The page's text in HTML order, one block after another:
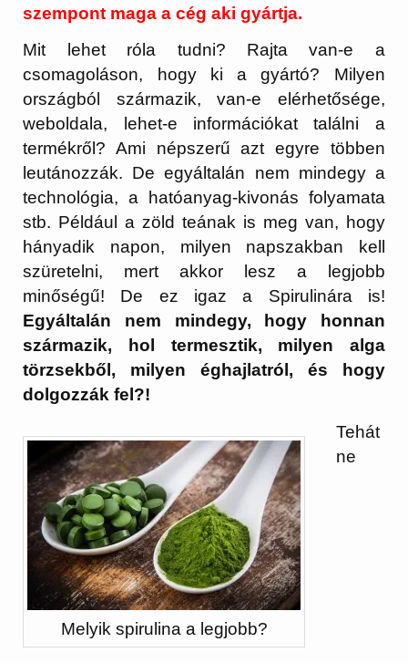
szempont maga a cég aki gyártja.
Mit lehet róla tudni? Rajta van-e a
csomagoláson, hogy ki a gyártó? Milyen
országból származik, van-e elérhetősége,
weboldala, lehet-e információkat találni a
termékről? Ami népszerű azt egyre többen
leutánozzák. De egyáltalán nem mindegy a
technológia, a hatóanyag-kivonás folyamata
stb. Például a zöld teának is meg van, hogy
hányadik napon, milyen napszakban kell
szüretelni, mert akkor lesz a legjobb
minőségű! De ez igaz a Spirulinára is!
Egyáltalán nem mindegy, hogy honnan
származik, hol termesztik, milyen alga
törzsekből, milyen éghajlatról, és hogy
dolgozzák fel?!
Melyik spirulina a legjobb?
Tehát
ne